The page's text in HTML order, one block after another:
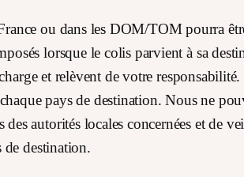
ou dans les DOM/TOM pourra
lorsque le colis parvient à sa
et relèvent de votre
pays de destination. Nous ne
autorités locales concernées et de
de destination.